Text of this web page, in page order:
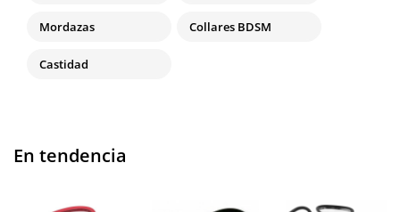
Mordazas Collares BDSM
Castidad
En tendencia